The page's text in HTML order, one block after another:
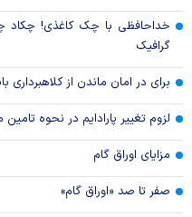
خداحافظی با چک کاغذی!
گرافیک
برای در امان ماندن از کلاهبرداری
لزوم تغییر پارادایم در نحوه تامین
مزایای اوراق گام
صفر تا صد «اوراق گام»